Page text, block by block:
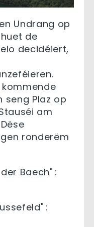
Undrang op
de
decidéiert,
seng Plaz op
am
ronderëm
Baech" :
: